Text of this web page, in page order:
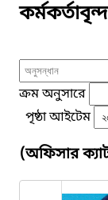
কর্মকর্তাবৃন্দ
ক্রম অনুসারে
পৃষ্ঠা আইটেম
(অফিসার